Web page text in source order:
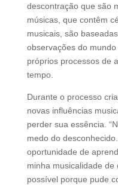
descontração que são
músicas, que contêm
musicais, são
observações do
próprios processos de
tempo.
Durante o processo
novas influências
perder sua essência.
medo do
oportunidade de
minha musicalidade
possível porque pude